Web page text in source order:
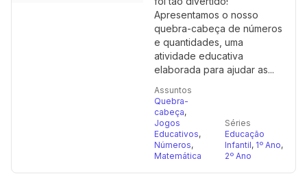
Apresentamos o nosso
quebra-cabeça de números
e quantidades, uma
atividade educativa
elaborada para ajudar as...
Assuntos
Quebra-
cabeça,
Jogos
Educativos,
Números,
Matemática
Séries
Educação
Infantil, 1º Ano,
2º Ano